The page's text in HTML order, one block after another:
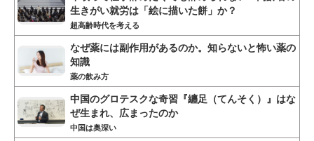
生きがい就労は「絵に描いた餅」か？
超高齢時代を考える
なぜ薬には副作用があるのか。知らないと怖い薬の
知識
薬の飲み方
中国のグロテスクな奇習『纏足（てんそく）』はな
ぜ生まれ、広まったのか
中国は奥深い